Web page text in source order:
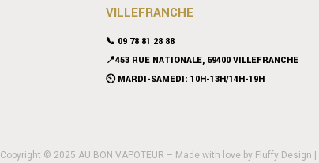
VILLEFRANCHE
📞 09 78 81 28 88
📍453 RUE NATIONALE, 69400 VILLEFRANCHE
🕙 MARDI-SAMEDI: 10H-13H/14H-19H
Copyright © 2025 AU BON VAPOTEUR – Made with love by Fluffy Design |